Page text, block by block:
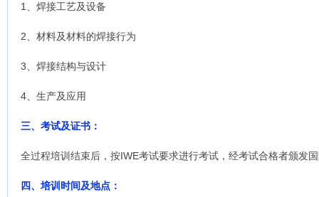
1、焊接工艺及设备
2、材料及材料的焊接行为
3、焊接结构与设计
4、生产及应用
三、考试及证书：
全过程培训结束后，按IWE考试要求进行考试，经考试合格者颁发
四、培训时间及地点：